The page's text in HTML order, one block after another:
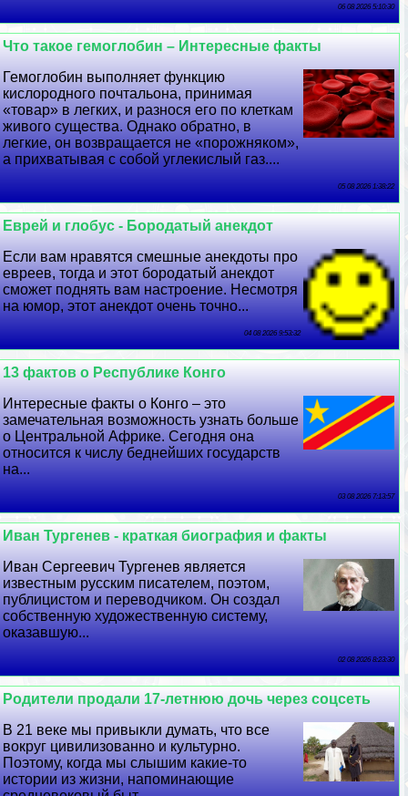
06 08 2026 5:10:30
Что такое гемоглобин – Интересные факты
Гемоглобин выполняет функцию
кислородного почтальона, принимая
«товар» в легких, и разнося его по клеткам
живого существа. Однако обратно, в
легкие, он возвращается не «порожняком»,
а прихватывая с собой углекислый газ....
05 08 2026 1:38:22
Еврей и глобус - Бородатый анекдот
Если вам нравятся смешные анекдоты про
евреев, тогда и этот бородатый анекдот
сможет поднять вам настроение. Несмотря
на юмор, этот анекдот очень точно...
04 08 2026 9:53:32
13 фактов о Республике Конго
Интересные факты о Конго – это
замечательная возможность узнать больше
о Центральной Африке. Сегодня она
относится к числу беднейших государств
на...
03 08 2026 7:13:57
Иван Тургенев - краткая биография и факты
Иван Сергеевич Тургенев является
известным русским писателем, поэтом,
публицистом и переводчиком. Он создал
собственную художественную систему,
оказавшую...
02 08 2026 8:23:30
Родители продали 17-летнюю дочь через соцсеть
В 21 веке мы привыкли думать, что все
вокруг цивилизованно и культурно.
Поэтому, когда мы слышим какие-то
истории из жизни, напоминающие